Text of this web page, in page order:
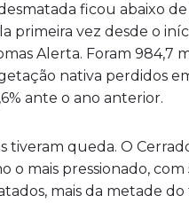
ficou abaixo de
primeira vez desde o
Alerta. Foram 984,7
nativa perdidos
ante o ano anterior.
tiveram queda. O
o mais pressionado, com
mais da metade do